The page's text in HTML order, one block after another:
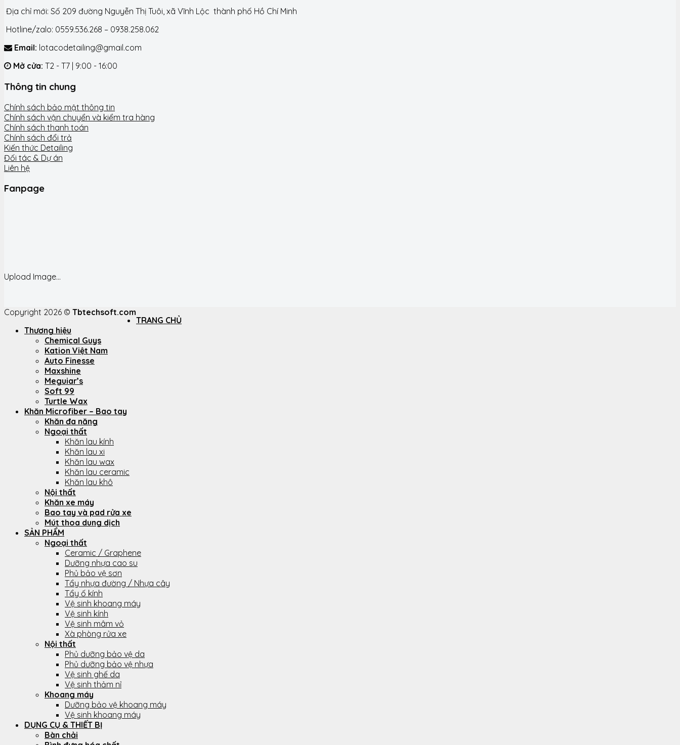
Địa chỉ mới: Số 209 đường Nguyễn Thị Tuôi, xã Vĩnh Lộc thành phố Hồ Chí Minh
Hotline/zalo: 0559.536.268 – 0938.258.062
Email: lotacodetailing@gmail.com
Mở cửa: T2 - T7 | 9:00 - 16:00
Thông tin chung
Chính sách bảo mật thông tin
Chính sách vận chuyển và kiểm tra hàng
Chính sách thanh toán
Chính sách đổi trả
Kiến thức Detailing
Đối tác & Dự án
Liên hệ
Fanpage
Upload Image...
Copyright 2026 © Tbtechsoft.com
TRANG CHỦ
Thương hiệu
Chemical Guys
Kation Việt Nam
Auto Finesse
Maxshine
Meguiar’s
Soft 99
Turtle Wax
Khăn Microfiber – Bao tay
Khăn đa năng
Ngoại thất
Khăn lau kính
Khăn lau xi
Khăn lau wax
Khăn lau ceramic
Khăn lau khô
Nội thất
Khăn xe máy
Bao tay và pad rửa xe
Mút thoa dung dịch
SẢN PHẨM
Ngoại thất
Ceramic / Graphene
Dưỡng nhựa cao su
Phủ bảo vệ sơn
Tẩy nhựa đường / Nhựa cây
Tẩy ố kính
Vệ sinh khoang máy
Vệ sinh kính
Vệ sinh mâm vỏ
Xà phòng rửa xe
Nội thất
Phủ dưỡng bảo vệ da
Phủ dưỡng bảo vệ nhựa
Vệ sinh ghế da
Vệ sinh thảm nỉ
Khoang máy
Dưỡng bảo vệ khoang máy
Vệ sinh khoang máy
DỤNG CỤ & THIẾT BỊ
Bàn chải